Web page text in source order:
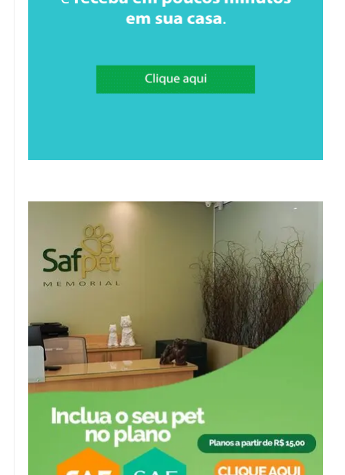
conexões entre si e um
excesso de personagens que
do que empolgante. Pela
primeira vez em muitos anos, o